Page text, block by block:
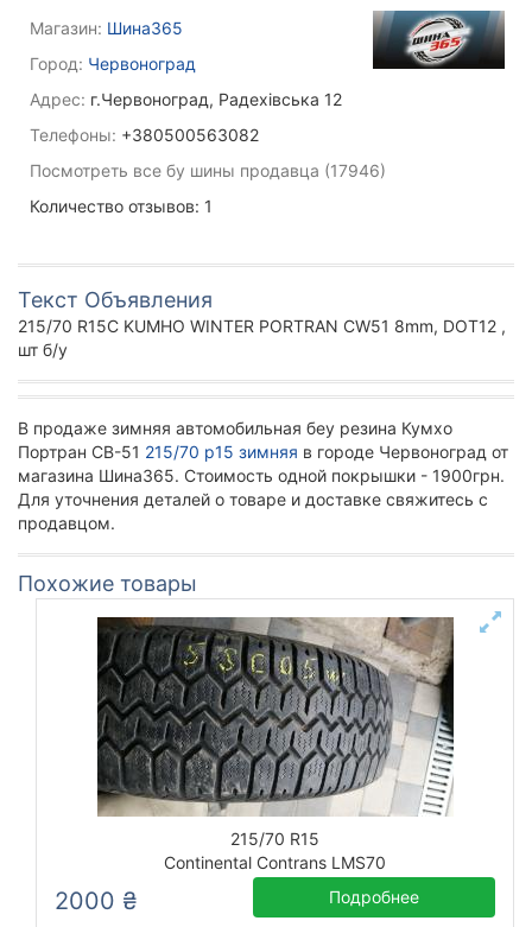
Магазин: Шина365
Город: Червоноград
Адрес: г.Червоноград, Радехівська 12
Телефоны: +380500563082
Посмотреть все бу шины продавца (17946)
Количество отзывов: 1
Текст Объявления
215/70 R15C KUMHO WINTER PORTRAN CW51 8mm, DOT12 ,
шт б/у
В продаже зимняя автомобильная беу резина Кумхо
Портран СВ-51 215/70 р15 зимняя в городе Червоноград от
магазина Шина365. Стоимость одной покрышки - 1900грн.
Для уточнения деталей о товаре и доставке свяжитесь с
продавцом.
Похожие товары
215/70 R15
Continental Contrans LMS70
2000 ₴ Подробнее